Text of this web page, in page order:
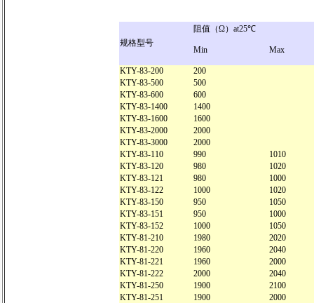
规格型号
阻值（Ω）at25℃
Min Max
KTY-83-200
200
KTY-83-500
500
KTY-83-600
600
KTY-83-1400
1400
KTY-83-1600
1600
KTY-83-2000
2000
KTY-83-3000
2000
KTY-83-110
990
1010
KTY-83-120
980
1020
KTY-83-121
980
1000
KTY-83-122
1000
1020
KTY-83-150
950
1050
KTY-83-151
950
1000
KTY-83-152
1000
1050
KTY-81-210
1980
2020
KTY-81-220
1960
2040
KTY-81-221
1960
2000
KTY-81-222
2000
2040
KTY-81-250
1900
2100
KTY-81-251
1900
2000